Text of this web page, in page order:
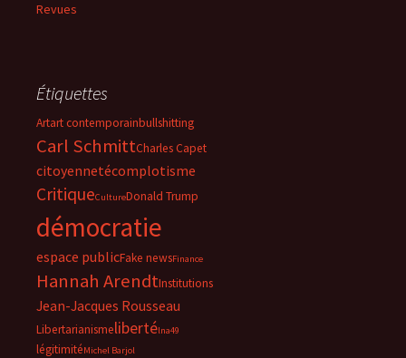
Revues
Étiquettes
Artart contemporainbullshitting
Carl SchmittCharles Capet
citoyennetécomplotisme
CritiqueCultureDonald Trump
démocratie
espace publicFake newsFinance
Hannah ArendtInstitutions
Jean-Jacques Rousseau
Libertarianismelibertélna49
légitimitéMichel Barjol